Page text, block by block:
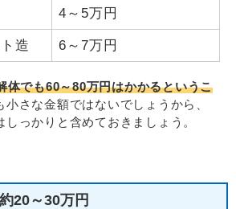
4～5万円
造 6～7万円
体でも60～80万円はかかるというこ
小さな金額ではないでしょうから、
っかりと含めておきましょう。
20～30万円